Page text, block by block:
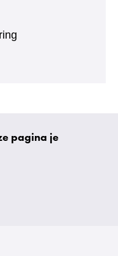
pagina je